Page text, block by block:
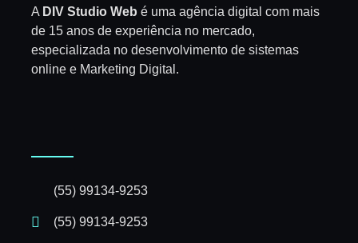
A DIV Studio Web é uma agência digital com mais
de 15 anos de experiência no mercado,
especializada no desenvolvimento de sistemas
online e Marketing Digital.
(55) 99134-9253
(55) 99134-9253